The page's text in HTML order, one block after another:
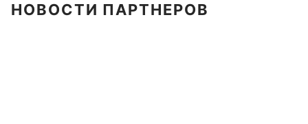
НОВОСТИ ПАРТНЕРОВ